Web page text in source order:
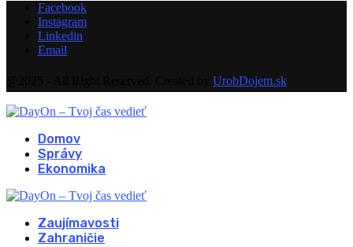
Facebook
Instagram
Linkedin
Email
UrobDojem.sk
Domov
Správy
Ekonomika
Zaujímavosti
Zahraničie